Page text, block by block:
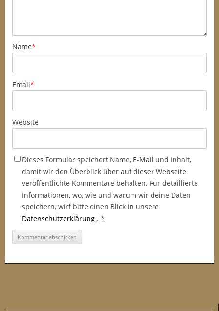
Name*
Email*
Website
Dieses Formular speichert Name, E-Mail und Inhalt,
damit wir den Überblick über auf dieser Webseite
veröffentlichte Kommentare behalten. Für detaillierte
Informationen, wo, wie und warum wir deine Daten
speichern, wirf bitte einen Blick in unsere
Datenschutzerklärung . *